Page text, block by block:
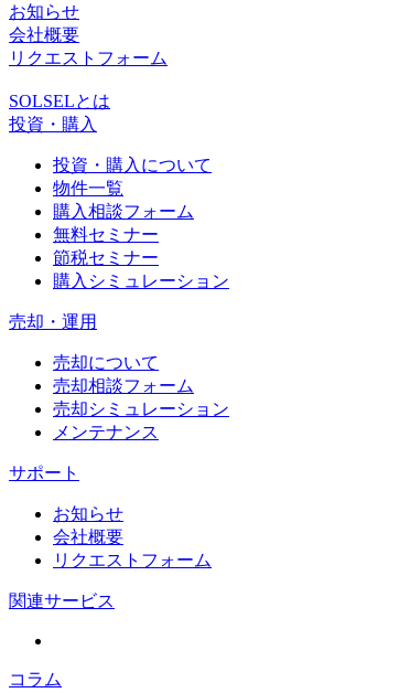
お知らせ
会社概要
リクエストフォーム
SOLSELとは
投資・購入
投資・購入について
物件一覧
購入相談フォーム
無料セミナー
節税セミナー
購入シミュレーション
売却・運用
売却について
売却相談フォーム
売却シミュレーション
メンテナンス
サポート
お知らせ
会社概要
リクエストフォーム
関連サービス
コラム